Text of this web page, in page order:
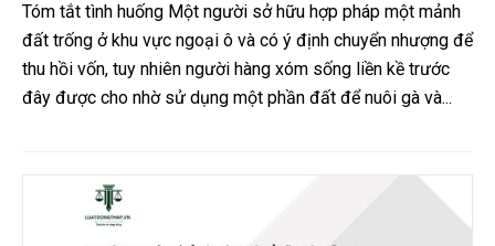
Tóm tắt tình huống Một người sở hữu hợp pháp một mảnh
đất trống ở khu vực ngoại ô và có ý định chuyển nhượng để
thu hồi vốn, tuy nhiên người hàng xóm sống liền kề trước
đây được cho nhờ sử dụng một phần đất để nuôi gà và...